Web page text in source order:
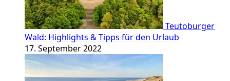
Teutoburger
Wald: Highlights & Tipps für den Urlaub
17. September 2022